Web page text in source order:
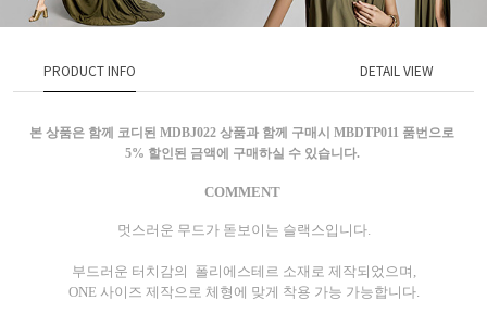
PRODUCT INFO DETAIL VIEW
본 상품은 함께 코디된 MDBJ022 상품과 함께 구매시 MBDTP011 품번으로
5% 할인된 금액에 구매하실 수 있습니다.
COMMENT
멋스러운 무드가 돋보이는 슬랙스입니다.
부드러운 터치감의 폴리에스테르 소재로 제작되었으며,
ONE 사이즈 제작으로 체형에 맞게 착용 가능 가능합니다.